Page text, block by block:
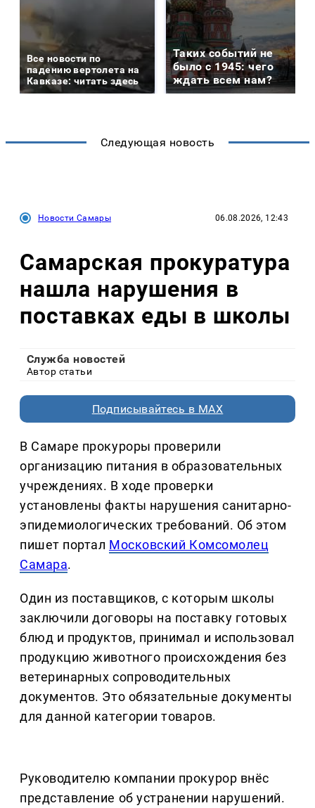
Все новости по
падению вертолета на
Кавказе: читать здесь
Таких событий не
было с 1945: чего
ждать всем нам?
Следующая новость
Новости Самары 06.08.2026, 12:43
Самарская прокуратура
нашла нарушения в
поставках еды в школы
Служба новостей
Автор статьи
Подписывайтесь в MAX
В Самаре прокуроры проверили
организацию питания в образовательных
учреждениях. В ходе проверки
установлены факты нарушения санитарно-
эпидемиологических требований. Об этом
пишет портал Московский Комсомолец
Самара.
Один из поставщиков, с которым школы
заключили договоры на поставку готовых
блюд и продуктов, принимал и использовал
продукцию животного происхождения без
ветеринарных сопроводительных
документов. Это обязательные документы
для данной категории товаров.
Руководителю компании прокурор внёс
представление об устранении нарушений.